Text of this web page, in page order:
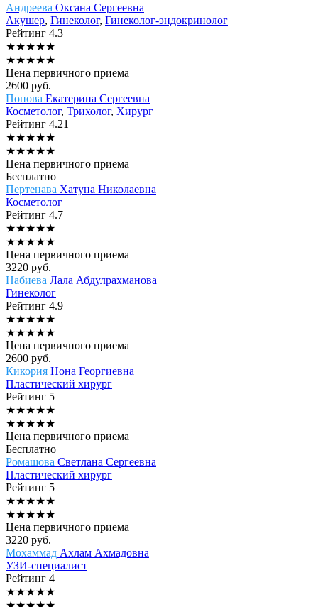
Андреева Оксана Сергеевна
Акушер, Гинеколог, Гинеколог-эндокринолог
Рейтинг 4.3
★★★★★
★★★★★
Цена первичного приема
2600 руб.
Попова Екатерина Сергеевна
Косметолог, Трихолог, Хирург
Рейтинг 4.21
★★★★★
★★★★★
Цена первичного приема
Бесплатно
Пертенава Хатуна Николаевна
Косметолог
Рейтинг 4.7
★★★★★
★★★★★
Цена первичного приема
3220 руб.
Набиева Лала Абдулрахманова
Гинеколог
Рейтинг 4.9
★★★★★
★★★★★
Цена первичного приема
2600 руб.
Кикория Нона Георгиевна
Пластический хирург
Рейтинг 5
★★★★★
★★★★★
Цена первичного приема
Бесплатно
Ромашова Светлана Сергеевна
Пластический хирург
Рейтинг 5
★★★★★
★★★★★
Цена первичного приема
3220 руб.
Мохаммад Ахлам Ахмадовна
УЗИ-специалист
Рейтинг 4
★★★★★